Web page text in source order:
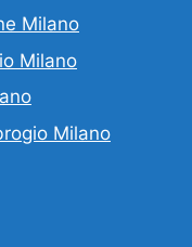
Milano
Milano
Milano